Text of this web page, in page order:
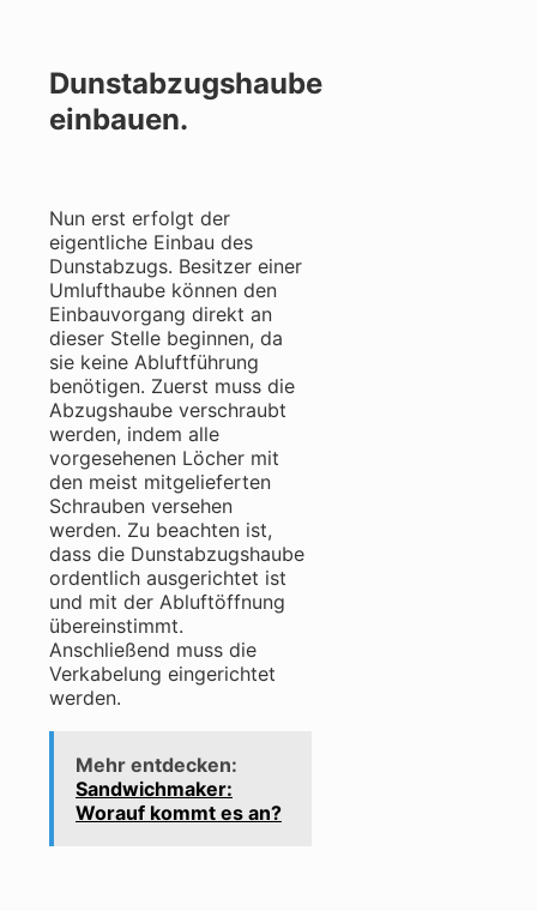
Dunstabzugshaube
einbauen.
Nun erst erfolgt der
eigentliche Einbau des
Dunstabzugs. Besitzer einer
Umlufthaube können den
Einbauvorgang direkt an
dieser Stelle beginnen, da
sie keine Abluftführung
benötigen. Zuerst muss die
Abzugshaube verschraubt
werden, indem alle
vorgesehenen Löcher mit
den meist mitgelieferten
Schrauben versehen
werden. Zu beachten ist,
dass die Dunstabzugshaube
ordentlich ausgerichtet ist
und mit der Abluftöffnung
übereinstimmt.
Anschließend muss die
Verkabelung eingerichtet
werden.
Mehr entdecken:
Sandwichmaker:
Worauf kommt es an?